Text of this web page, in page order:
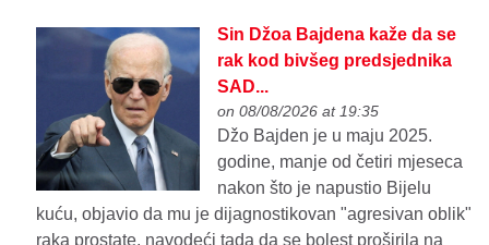
Sin Džoa Bajdena kaže da se
rak kod bivšeg predsjednika
SAD...
on 08/08/2026 at 19:35
Džo Bajden je u maju 2025.
godine, manje od četiri mjeseca
nakon što je napustio Bijelu
kuću, objavio da mu je dijagnostikovan "agresivan oblik"
raka prostate, navodeći tada da se bolest proširila na